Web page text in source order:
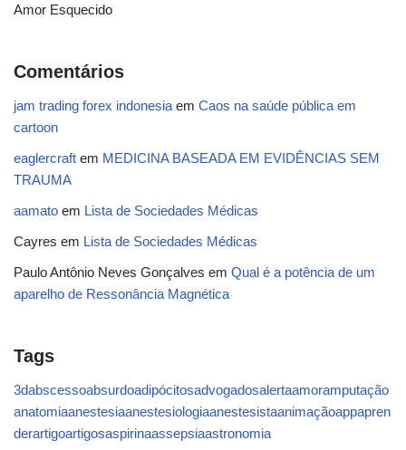
Amor Esquecido
Comentários
jam trading forex indonesia em Caos na saúde pública em
cartoon
eaglercraft em MEDICINA BASEADA EM EVIDÊNCIAS SEM
TRAUMA
aamato em Lista de Sociedades Médicas
Cayres em Lista de Sociedades Médicas
Paulo Antônio Neves Gonçalves em Qual é a potência de um
aparelho de Ressonância Magnética
Tags
3dabscessoabsurdoadipócitosadvogadosalertaamoramputação
anatomiaanestesiaanestesiologiaanestesistaanimaçãoappapren
derartigoartigosaspirinaassepsiaastronomia